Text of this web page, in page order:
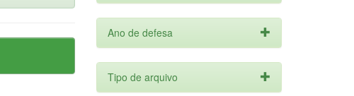
Ano de defesa
Tipo de arquivo